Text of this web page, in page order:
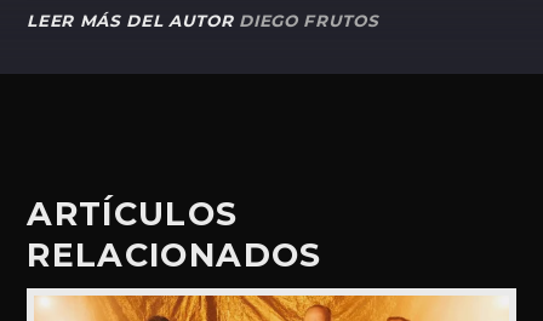
LEER MÁS DEL AUTOR DIEGO FRUTOS
ARTÍCULOS
RELACIONADOS